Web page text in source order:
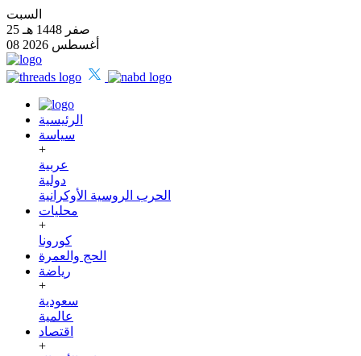
السبت
25 صفر 1448 هـ
08 أغسطس 2026
الرئيسية
سياسة
+
عربية
دولية
الحرب الروسية الأوكرانية
محليات
+
كورونا
الحج والعمرة
رياضة
+
سعودية
عالمية
اقتصاد
+